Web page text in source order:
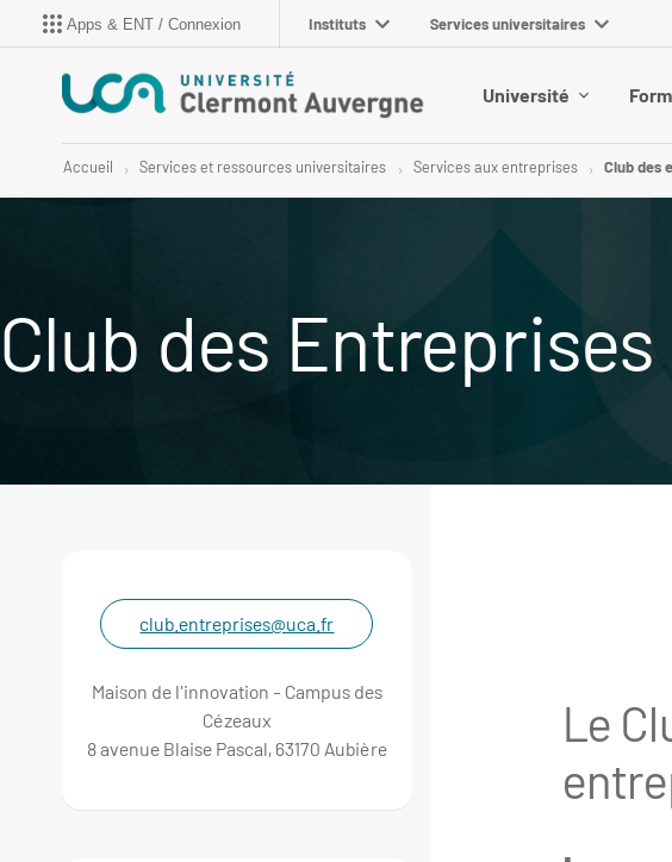
Apps & ENT / Connexion Instituts Services universitaires
Université
Accueil Services et ressources universitaires Services aux entreprises Club des
Club des Entreprises
Le
club.entreprises@uca.fr
Maison de l'innovation - Campus des
Cézeaux
8 avenue Blaise Pascal, 63170 Aubière